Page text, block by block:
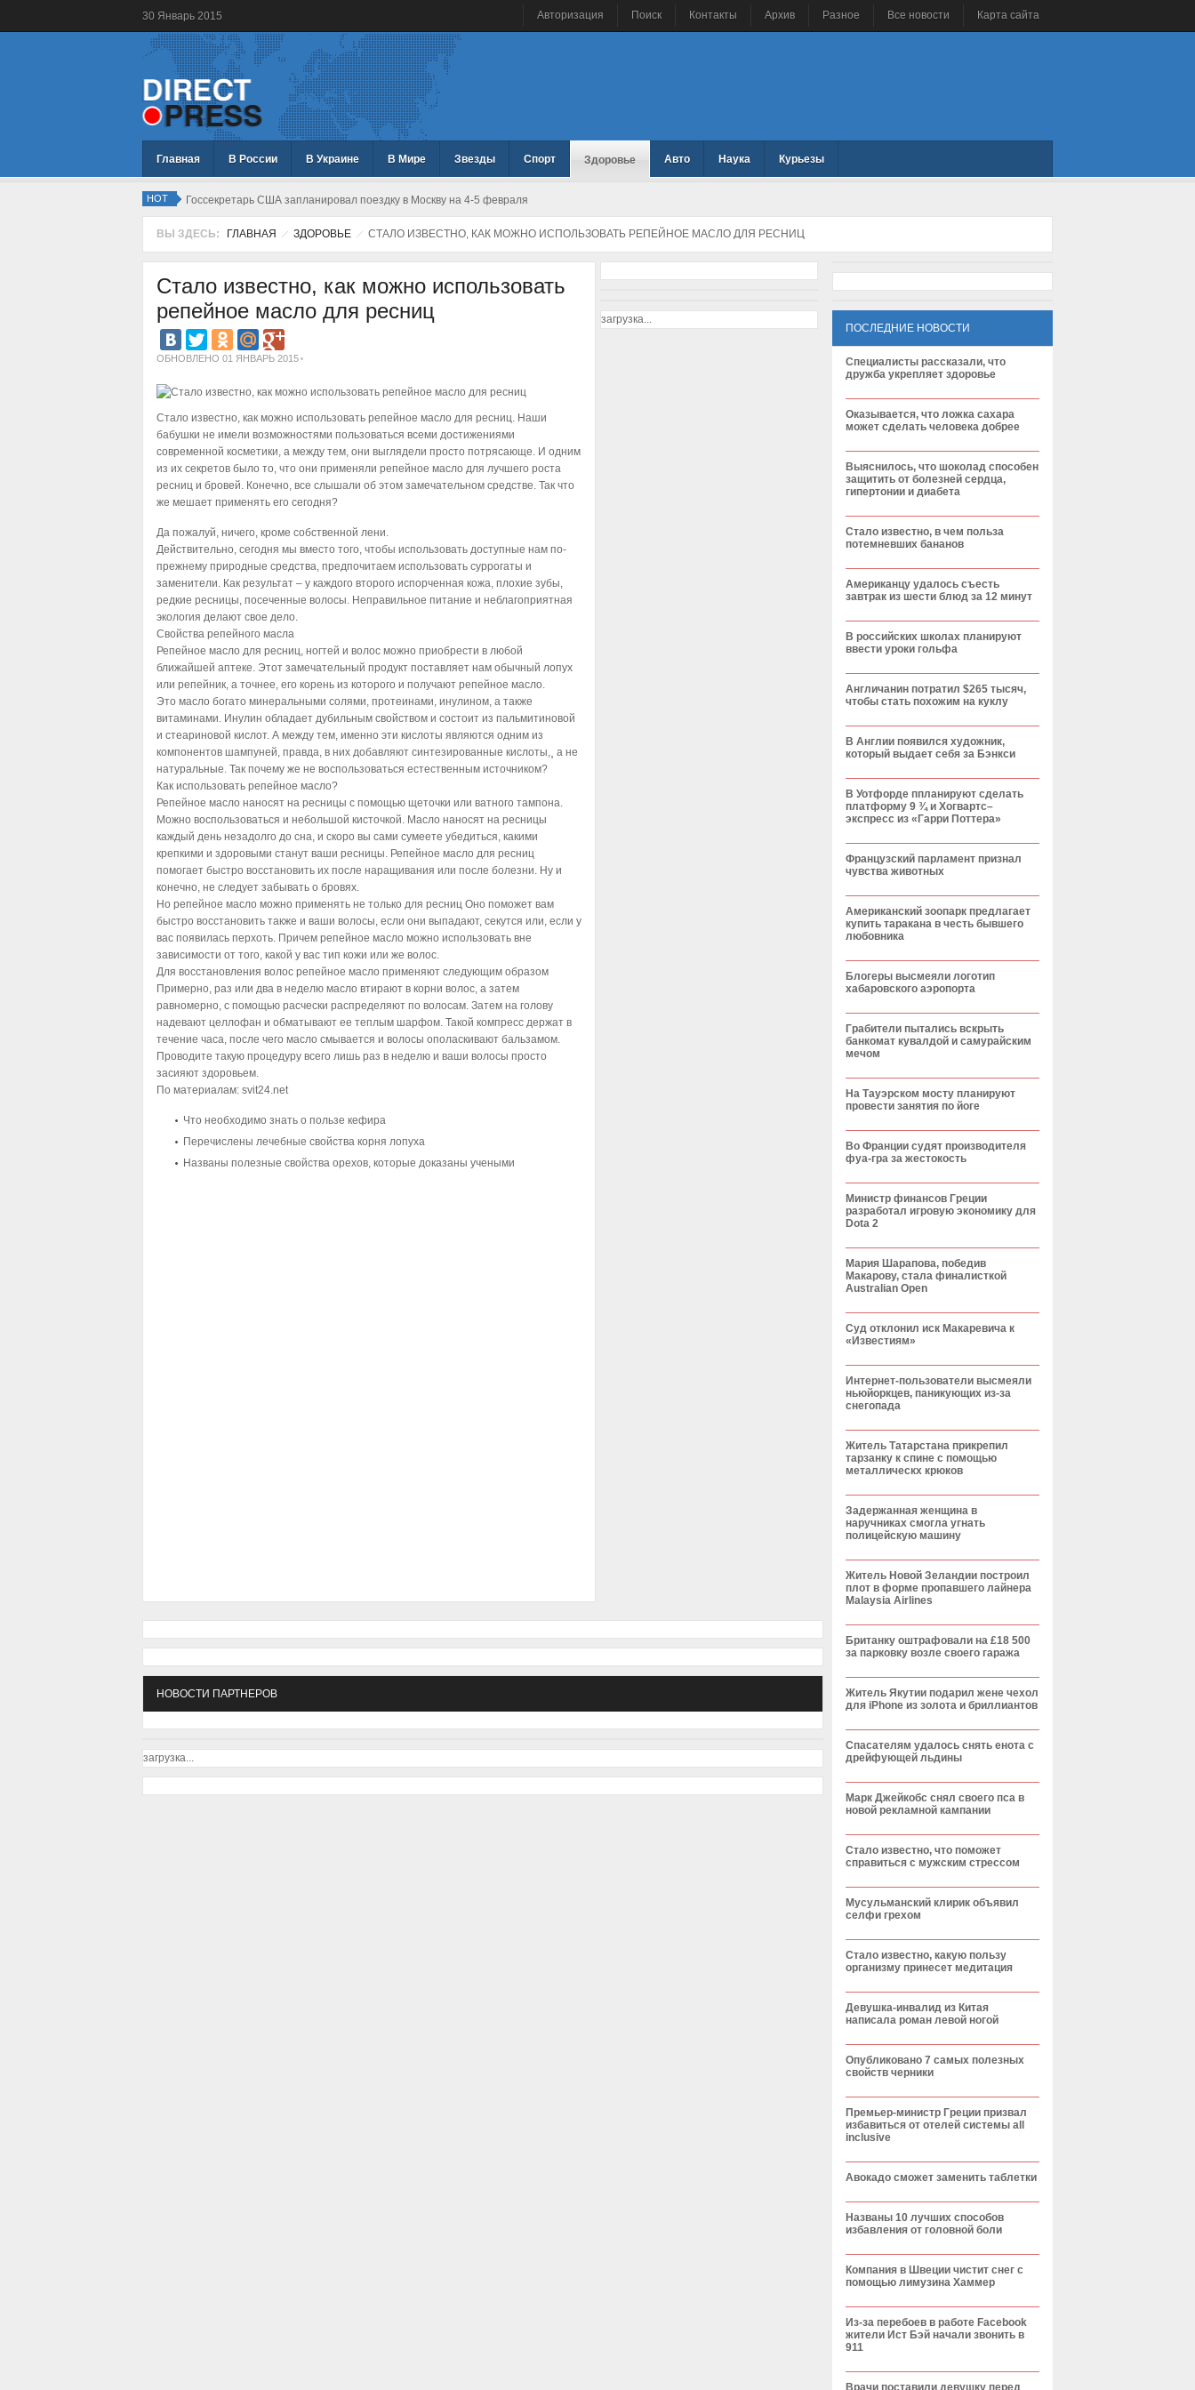
30 Январь 2015 Авторизация Поиск Контакты Архив Разное Все новости Карта сайта
Главная В России В Украине В Мире Звезды Спорт Здоровье Авто Наука Курьезы
HOT Госсекретарь США запланировал поездку в Москву на 4-5 февраля
ВЫ ЗДЕСЬ: ГЛАВНАЯ ЗДОРОВЬЕ СТАЛО ИЗВЕСТНО, КАК МОЖНО ИСПОЛЬЗОВАТЬ РЕПЕЙНОЕ МАСЛО ДЛЯ РЕСНИЦ
Стало известно, как можно использовать
репейное масло для ресниц
ОБНОВЛЕНО 01 ЯНВАРЬ 2015
Стало известно, как можно использовать репейное масло для ресниц. Наши
бабушки не имели возможностями пользоваться всеми достижениями
современной косметики, а между тем, они выглядели просто потрясающе. И одним
из их секретов было то, что они применяли репейное масло для лучшего роста
ресниц и бровей. Конечно, все слышали об этом замечательном средстве. Так что
же мешает применять его сегодня?
Да пожалуй, ничего, кроме собственной лени.
Действительно, сегодня мы вместо того, чтобы использовать доступные нам по-
прежнему природные средства, предпочитаем использовать суррогаты и
заменители. Как результат – у каждого второго испорченная кожа, плохие зубы,
редкие ресницы, посеченные волосы. Неправильное питание и неблагоприятная
экология делают свое дело.
Свойства репейного масла
Репейное масло для ресниц, ногтей и волос можно приобрести в любой
ближайшей аптеке. Этот замечательный продукт поставляет нам обычный лопух
или репейник, а точнее, его корень из которого и получают репейное масло.
Это масло богато минеральными солями, протеинами, инулином, а также
витаминами. Инулин обладает дубильным свойством и состоит из пальмитиновой
и стеариновой кислот. А между тем, именно эти кислоты являются одним из
компонентов шампуней, правда, в них добавляют синтезированные кислоты,¸ а не
натуральные. Так почему же не воспользоваться естественным источником?
Как использовать репейное масло?
Репейное масло наносят на ресницы с помощью щеточки или ватного тампона.
Можно воспользоваться и небольшой кисточкой. Масло наносят на ресницы
каждый день незадолго до сна, и скоро вы сами сумеете убедиться, какими
крепкими и здоровыми станут ваши ресницы. Репейное масло для ресниц
помогает быстро восстановить их после наращивания или после болезни. Ну и
конечно, не следует забывать о бровях.
Но репейное масло можно применять не только для ресниц Оно поможет вам
быстро восстановить также и ваши волосы, если они выпадают, секутся или, если у
вас появилась перхоть. Причем репейное масло можно использовать вне
зависимости от того, какой у вас тип кожи или же волос.
Для восстановления волос репейное масло применяют следующим образом
Примерно, раз или два в неделю масло втирают в корни волос, а затем
равномерно, с помощью расчески распределяют по волосам. Затем на голову
надевают целлофан и обматывают ее теплым шарфом. Такой компресс держат в
течение часа, после чего масло смывается и волосы ополаскивают бальзамом.
Проводите такую процедуру всего лишь раз в неделю и ваши волосы просто
засияют здоровьем.
По материалам: svit24.net
Что необходимо знать о пользе кефира
Перечислены лечебные свойства корня лопуха
Названы полезные свойства орехов, которые доказаны учеными
загрузка...
НОВОСТИ ПАРТНЕРОВ
загрузка...
ПОСЛЕДНИЕ НОВОСТИ
Специалисты рассказали, что
дружба укрепляет здоровье
Оказывается, что ложка сахара
может сделать человека добрее
Выяснилось, что шоколад способен
защитить от болезней сердца,
гипертонии и диабета
Стало известно, в чем польза
потемневших бананов
Американцу удалось съесть
завтрак из шести блюд за 12 минут
В российских школах планируют
ввести уроки гольфа
Англичанин потратил $265 тысяч,
чтобы стать похожим на куклу
В Англии появился художник,
который выдает себя за Бэнкси
В Уотфорде ппланируют сделать
платформу 9 ¾ и Хогвартс–
экспресс из «Гарри Поттера»
Французский парламент признал
чувства животных
Американский зоопарк предлагает
купить таракана в честь бывшего
любовника
Блогеры высмеяли логотип
хабаровского аэропорта
Грабители пытались вскрыть
банкомат кувалдой и самурайским
мечом
На Тауэрском мосту планируют
провести занятия по йоге
Во Франции судят производителя
фуа-гра за жестокость
Министр финансов Греции
разработал игровую экономику для
Dota 2
Мария Шарапова, победив
Макарову, стала финалисткой
Australian Open
Суд отклонил иск Макаревича к
«Известиям»
Интернет-пользователи высмеяли
ньюйоркцев, паникующих из-за
снегопада
Житель Татарстана прикрепил
тарзанку к спине с помощью
металлическх крюков
Задержанная женщина в
наручниках смогла угнать
полицейскую машину
Житель Новой Зеландии построил
плот в форме пропавшего лайнера
Malaysia Airlines
Британку оштрафовали на £18 500
за парковку возле своего гаража
Житель Якутии подарил жене чехол
для iPhone из золота и бриллиантов
Спасателям удалось снять енота с
дрейфующей льдины
Марк Джейкобс снял своего пса в
новой рекламной кампании
Стало известно, что поможет
справиться с мужским стрессом
Мусульманский клирик объявил
селфи грехом
Стало известно, какую пользу
организму принесет медитация
Девушка-инвалид из Китая
написала роман левой ногой
Опубликовано 7 самых полезных
свойств черники
Премьер-министр Греции призвал
избавиться от отелей системы all
inclusive
Авокадо сможет заменить таблетки
Названы 10 лучших способов
избавления от головной боли
Компания в Швеции чистит снег с
помощью лимузина Хаммер
Из-за перебоев в работе Facebook
жители Ист Бэй начали звонить в
911
Врачи поставили девушку перед